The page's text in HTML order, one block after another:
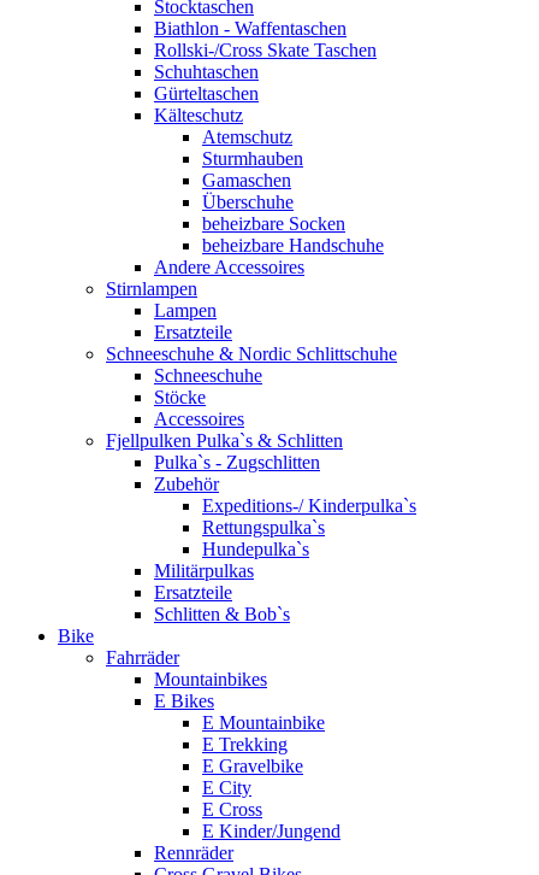
Stocktaschen
Biathlon - Waffentaschen
Rollski-/Cross Skate Taschen
Schuhtaschen
Gürteltaschen
Kälteschutz
Atemschutz
Sturmhauben
Gamaschen
Überschuhe
beheizbare Socken
beheizbare Handschuhe
Andere Accessoires
Stirnlampen
Lampen
Ersatzteile
Schneeschuhe & Nordic Schlittschuhe
Schneeschuhe
Stöcke
Accessoires
Fjellpulken Pulka`s & Schlitten
Pulka`s - Zugschlitten
Zubehör
Expeditions-/ Kinderpulka`s
Rettungspulka`s
Hundepulka`s
Militärpulkas
Ersatzteile
Schlitten & Bob`s
Bike
Fahrräder
Mountainbikes
E Bikes
E Mountainbike
E Trekking
E Gravelbike
E City
E Cross
E Kinder/Jungend
Rennräder